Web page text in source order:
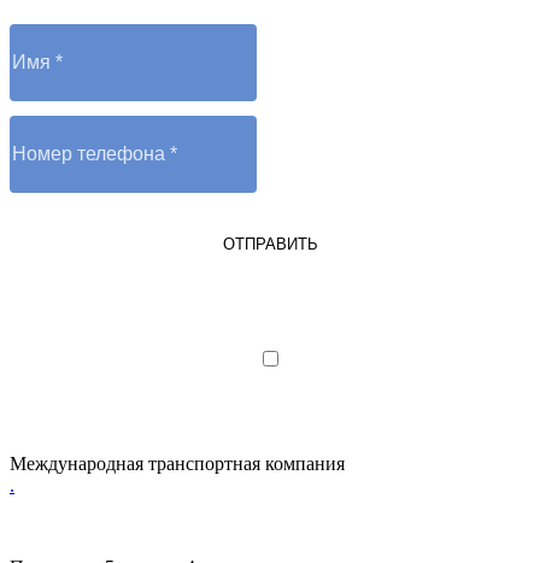
ОТПРАВИТЬ
Международная транспортная компания
.